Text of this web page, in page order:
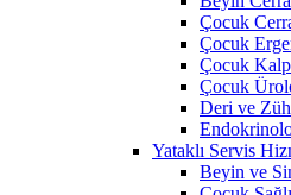
Çocuk
Çocuk
Çocuk
Çocuk
Deri ve
Yataklı Servis
Beyin ve